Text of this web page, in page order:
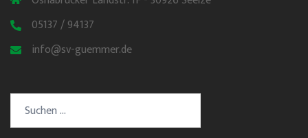
05137 / 94137
info@sv-guemmer.de
Suchen
nach: